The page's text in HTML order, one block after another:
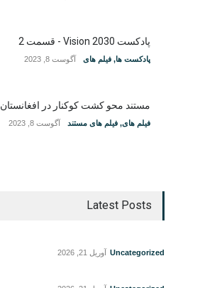
پادکست Vision 2030 - قسمت 2
پادکست ها, فیلم های آگوست 8, 2023
مستند محو کشت کوکنار در افغانستان
فیلم های, فیلم های مستند آگوست 8, 2023
Latest Posts
Uncategorized آوریل 21, 2026